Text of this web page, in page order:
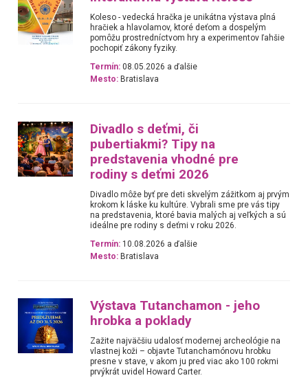
Koleso - vedecká hračka je unikátna výstava plná
hračiek a hlavolamov, ktoré deťom a dospelým
pomôžu prostredníctvom hry a experimentov ľahšie
pochopiť zákony fyziky.
Termín: 08.05.2026 a ďalšie
Mesto: Bratislava
Divadlo s deťmi, či
pubertiakmi? Tipy na
predstavenia vhodné pre
rodiny s deťmi 2026
Divadlo môže byť pre deti skvelým zážitkom aj prvým
krokom k láske ku kultúre. Vybrali sme pre vás tipy
na predstavenia, ktoré bavia malých aj veľkých a sú
ideálne pre rodiny s deťmi v roku 2026.
Termín: 10.08.2026 a ďalšie
Mesto: Bratislava
Výstava Tutanchamon - jeho
hrobka a poklady
Zažite najväčšiu udalosť modernej archeológie na
vlastnej koži – objavte Tutanchamónovu hrobku
presne v stave, v akom ju pred viac ako 100 rokmi
prvýkrát uvidel Howard Carter.